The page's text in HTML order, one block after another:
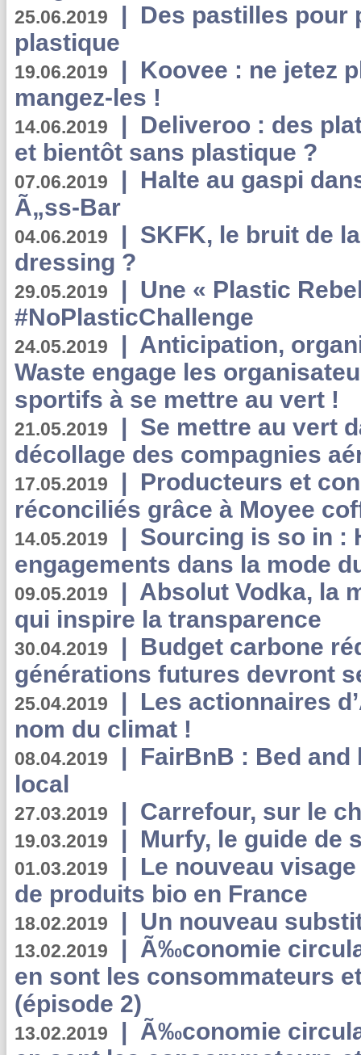
25.06.2019 | Des pastilles pour
plastique
19.06.2019 | Koovee : ne jetez
mangez-les !
14.06.2019 | Deliveroo : des
et bientôt sans plastique ?
07.06.2019 | Halte au gaspi
Ã„ss-Bar
04.06.2019 | SKFK, le bruit de
dressing ?
29.05.2019 | Une « Plastic
#NoPlasticChallenge
24.05.2019 | Anticipation,
Waste engage les
sportifs à se mettre au vert !
21.05.2019 | Se mettre au vert
décollage des compagnies
17.05.2019 | Producteurs et
réconciliés grâce à Moyee
14.05.2019 | Sourcing is so in :
engagements dans la mode
09.05.2019 | Absolut Vodka, la
qui inspire la transparence
30.04.2019 | Budget carbone
générations futures devront
25.04.2019 | Les actionnaires
nom du climat !
08.04.2019 | FairBnB : Bed
local
27.03.2019 | Carrefour, sur le
19.03.2019 | Murfy, le guide de
01.03.2019 | Le nouveau
de produits bio en France
18.02.2019 | Un nouveau
13.02.2019 | Ã‰conomie
en sont les consommateurs
(épisode 2)
13.02.2019 | Ã‰conomie